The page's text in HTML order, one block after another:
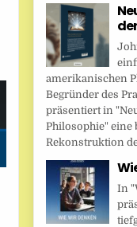
amerikanischen
Begründer des
präsentiert in
Philosophie" eine
Rekonstruktion
In